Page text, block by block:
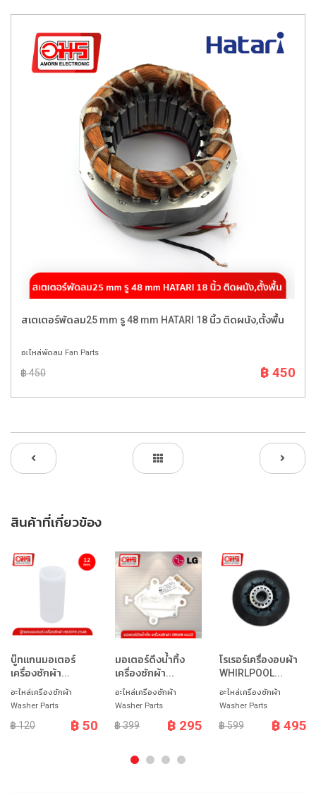
สเตเตอร์พัดลม25 mm รู 48 mm HATARI 18 นิ้ว ติดผนัง,ตั้งพื้น
อะไหล่พัดลม Fan Parts
฿ 450 ฿ 450
สินค้าที่เกี่ยวข้อง
บู๊ทแกนมอเตอร์
เครื่องซักผ้า...
อะไหล่เครื่องซักผ้า
Washer Parts
฿ 120 ฿ 50
มอเตอร์ดึงน้ำทิ้ง
เครื่องซักผ้า...
อะไหล่เครื่องซักผ้า
Washer Parts
฿ 399 ฿ 295
โรเรอร์เครื่องอบผ้า
WHIRLPOOL...
อะไหล่เครื่องซักผ้า
Washer Parts
฿ 599 ฿ 495